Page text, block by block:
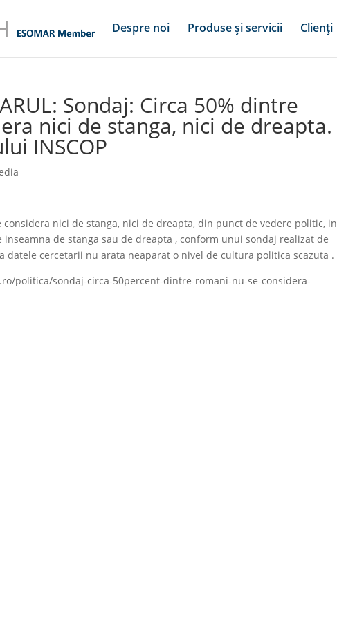
Despre noi Produse și servicii Clienți
Sondaj: Circa 50% dintre
nici de stanga, nici de dreapta.
INSCOP
considera nici de stanga, nici de dreapta, din punct de vedere politic, in
de stanga sau de dreapta , conform unui sondaj realizat de
datele cercetarii nu arata neaparat o nivel de cultura politica scazuta .
politica/sondaj-circa-50percent-dintre-romani-nu-se-considera-